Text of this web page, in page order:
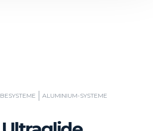
ALUMINIUM-SYSTEME